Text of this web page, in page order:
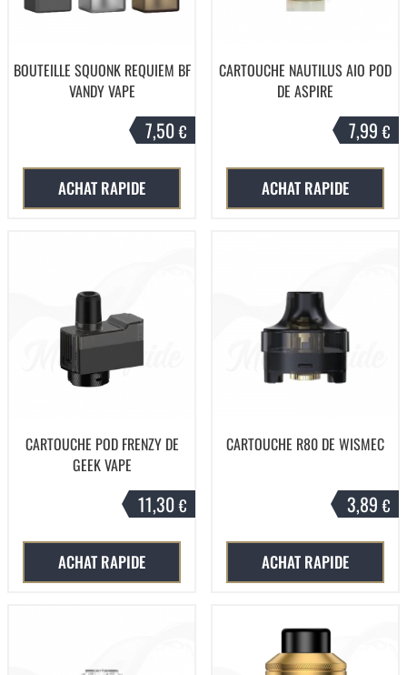
BOUTEILLE SQUONK REQUIEM BF
VANDY VAPE
7,50€
ACHAT RAPIDE
CARTOUCHE NAUTILUS AIO POD
DE ASPIRE
7,99€
ACHAT RAPIDE
CARTOUCHE POD FRENZY DE
GEEK VAPE
11,30€
ACHAT RAPIDE
CARTOUCHE R80 DE WISMEC
3,89€
ACHAT RAPIDE